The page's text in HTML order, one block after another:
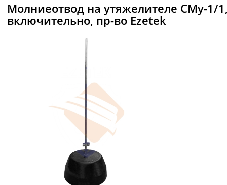
Молниеотвод на утяжелителе СМу-1/
включительно, пр-во Ezetek